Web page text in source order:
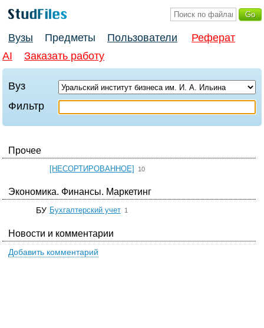
Вузы Предметы Пользователи
Реферат
AI
Заказать работу
Вуз
Фильтр
Прочее
[НЕСОРТИРОВАННОЕ] 10
Экономика. Финансы. Маркетинг
БУ Бухгалтерский учет 1
Новости и комментарии
Добавить комментарий